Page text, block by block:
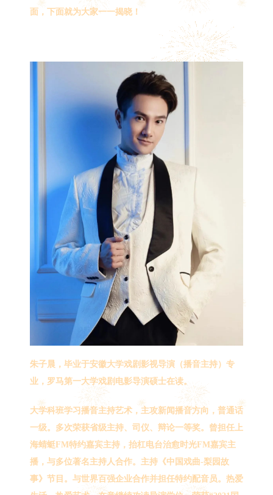
面，下面就为大家一一揭晓！
朱子晨，毕业于安徽大学戏剧影视导演（播音主持）专
业，罗马第一大学戏剧电影导演硕士在读。
大学科班学习播音主持艺术，主攻新闻播音方向，普通话
一级。多次荣获省级主持、司仪、辩论一等奖。曾担任上
海蜻蜓FM特约嘉宾主持，抬杠电台治愈时光FM嘉宾主
播，与多位著名主持人合作。主持《中国戏曲-梨园故
事》节目。与世界百强企业合作并担任特约配音员。热爱